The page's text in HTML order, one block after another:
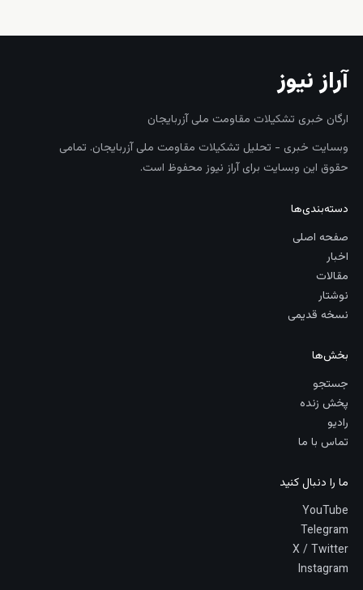
آراز نیوز
ارگان خبری تشکیلات مقاومت ملی آزربایجان
وبسایت خبری - تحلیل تشکیلات مقاومت ملی آزربایجان. تمامی
حقوق این وبسایت برای آراز نیوز محفوظ است.
دسته‌بندی‌ها
صفحه اصلی
اخبار
مقالات
نوشتار
نسخه قدیمی
بخش‌ها
جستجو
پخش زنده
رادیو
تماس با ما
ما را دنبال کنید
YouTube
Telegram
X / Twitter
Instagram